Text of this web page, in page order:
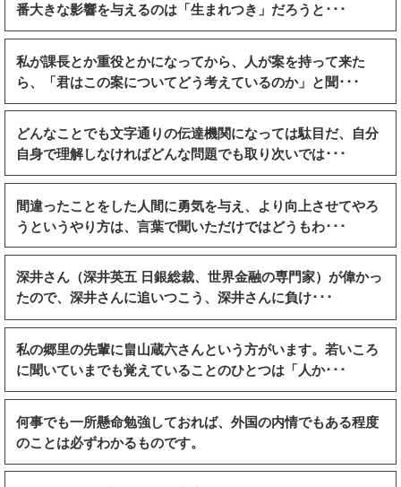
番大きな影響を与えるのは「生まれつき」だろうと･･･
私が課長とか重役とかになってから、人が案を持って来た
ら、「君はこの案についてどう考えているのか」と聞･･･
どんなことでも文字通りの伝達機関になっては駄目だ、自分
自身で理解しなければどんな問題でも取り次いでは･･･
間違ったことをした人間に勇気を与え、より向上させてやろ
うというやり方は、言葉で聞いただけではどうもわ･･･
深井さん（深井英五 日銀総裁、世界金融の専門家）が偉かっ
たので、深井さんに追いつこう、深井さんに負け･･･
私の郷里の先輩に畠山蔵六さんという方がいます。若いころ
に聞いていまでも覚えていることのひとつは「人か･･･
何事でも一所懸命勉強しておれば、外国の内情でもある程度
のことは必ずわかるものです。